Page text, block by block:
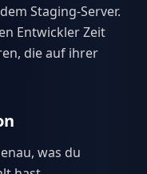
Staging-Server.
Entwickler Zeit
die auf ihrer
was du